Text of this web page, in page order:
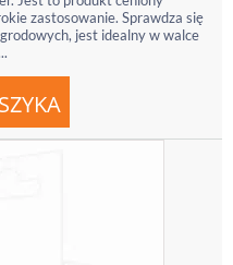
zastosowanie. Sprawdza się
jest idealny w walce